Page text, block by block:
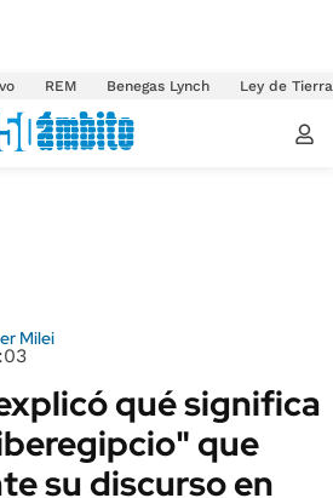
REM Benegas Lynch Ley de
Milei
qué significa
que
su discurso en